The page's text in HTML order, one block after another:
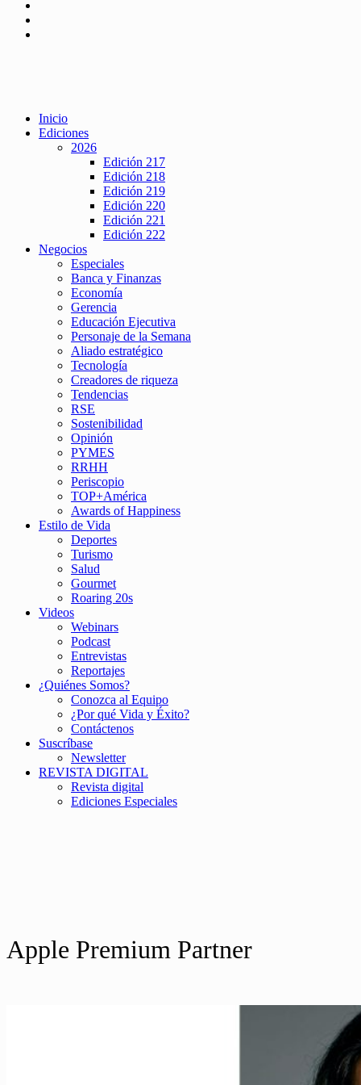
Inicio
Ediciones
2026
Edición 217
Edición 218
Edición 219
Edición 220
Edición 221
Edición 222
Negocios
Especiales
Banca y Finanzas
Economía
Gerencia
Educación Ejecutiva
Personaje de la Semana
Aliado estratégico
Tecnología
Creadores de riqueza
Tendencias
RSE
Sostenibilidad
Opinión
PYMES
RRHH
Periscopio
TOP+América
Awards of Happiness
Estilo de Vida
Deportes
Turismo
Salud
Gourmet
Roaring 20s
Videos
Webinars
Podcast
Entrevistas
Reportajes
¿Quiénes Somos?
Conozca al Equipo
¿Por qué Vida y Éxito?
Contáctenos
Suscríbase
Newsletter
REVISTA DIGITAL
Revista digital
Ediciones Especiales
Apple Premium Partner